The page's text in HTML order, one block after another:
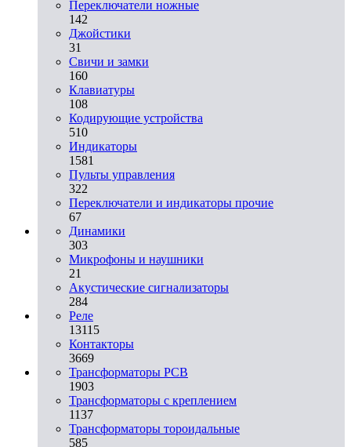
Переключатели ножные
142
Джойстики
31
Свичи и замки
160
Клавиатуры
108
Кодирующие устройства
510
Индикаторы
1581
Пульты управления
322
Переключатели и индикаторы прочие
67
Динамики
303
Микрофоны и наушники
21
Акустические сигнализаторы
284
Реле
13115
Контакторы
3669
Трансформаторы PCB
1903
Трансформаторы с креплением
1137
Трансформаторы тороидальные
585